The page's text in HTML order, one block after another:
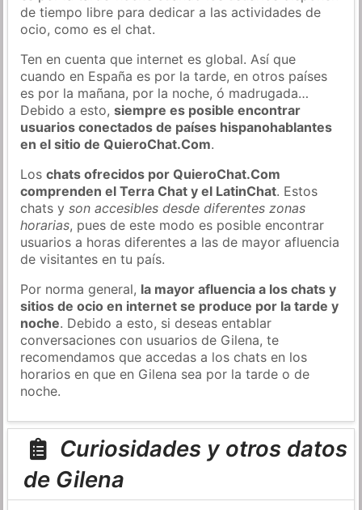
de tiempo libre para dedicar a las actividades de
ocio, como es el chat.
Ten en cuenta que internet es global. Así que
cuando en España es por la tarde, en otros países
es por la mañana, por la noche, ó madrugada…
Debido a esto,siempre es posible encontrar
usuarios conectados de países hispanohablantes
en el sitio de QuieroChat.Com.
Loschats ofrecidos por QuieroChat.Com
comprenden el Terra Chat y el LatinChat. Estos
chats yson accesibles desde diferentes zonas
horarias, pues de este modo es posible encontrar
usuarios a horas diferentes a las de mayor afluencia
de visitantes en tu país.
Por norma general, la mayor afluencia a los chats y
sitios de ocio en internet se produce por la tarde y
noche. Debido a esto, si deseas entablar
conversaciones con usuarios de Gilena, te
recomendamos que accedas a los chats en los
horarios en que en Gilena sea por la tarde o de
noche.
Curiosidades y otros datos
de Gilena